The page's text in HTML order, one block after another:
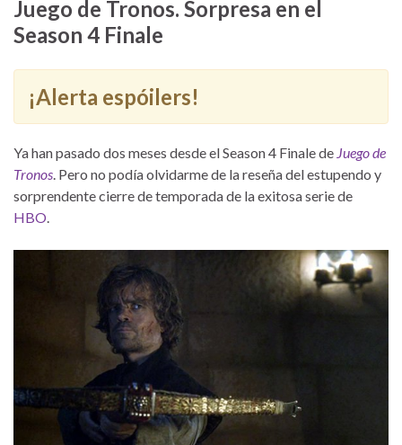
Juego de Tronos. Sorpresa en el
Season 4 Finale
¡Alerta espóilers!
Ya han pasado dos meses desde el Season 4 Finale de Juego de
Tronos. Pero no podía olvidarme de la reseña del estupendo y
sorprendente cierre de temporada de la exitosa serie de
HBO.